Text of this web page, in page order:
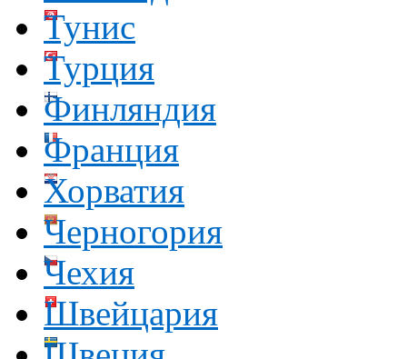
Тунис
Турция
Финляндия
Франция
Хорватия
Черногория
Чехия
Швейцария